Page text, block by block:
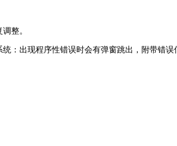
整。
：出现程序性错误时会有弹窗跳出，附带错